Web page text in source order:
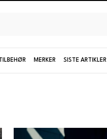
MERKER SISTE ARTIKLER